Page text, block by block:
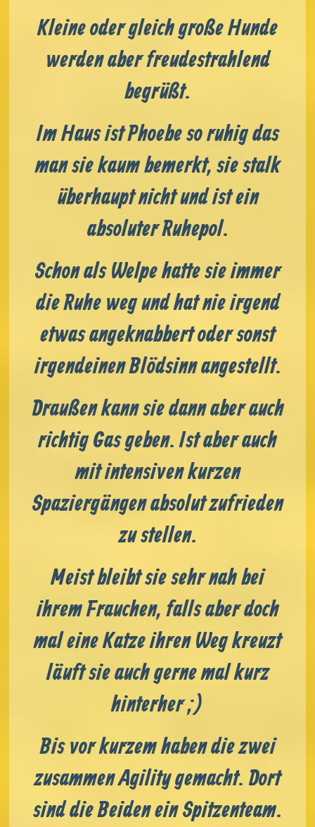
Kleine oder gleich große Hunde
werden aber freudestrahlend
begrüßt.
Im Haus ist Phoebe so ruhig das
man sie kaum bemerkt, sie stalk
überhaupt nicht und ist ein
absoluter Ruhepol.
Schon als Welpe hatte sie immer
die Ruhe weg und hat nie irgend
etwas angeknabbert oder sonst
irgendeinen Blödsinn angestellt.
Draußen kann sie dann aber auch
richtig Gas geben. Ist aber auch
mit intensiven kurzen
Spaziergängen absolut zufrieden
zu stellen.
Meist bleibt sie sehr nah bei
ihrem Frauchen, falls aber doch
mal eine Katze ihren Weg kreuzt
läuft sie auch gerne mal kurz
hinterher ;)
Bis vor kurzem haben die zwei
zusammen Agility gemacht. Dort
sind die Beiden ein Spitzenteam.